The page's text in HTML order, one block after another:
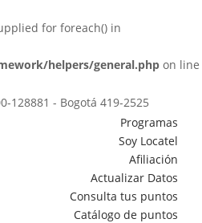
for foreach() in
helpers/general.php on line
128881 - Bogotá 419-2525
Programas
Soy Locatel
Afiliación
Actualizar Datos
Consulta tus puntos
Catálogo de puntos